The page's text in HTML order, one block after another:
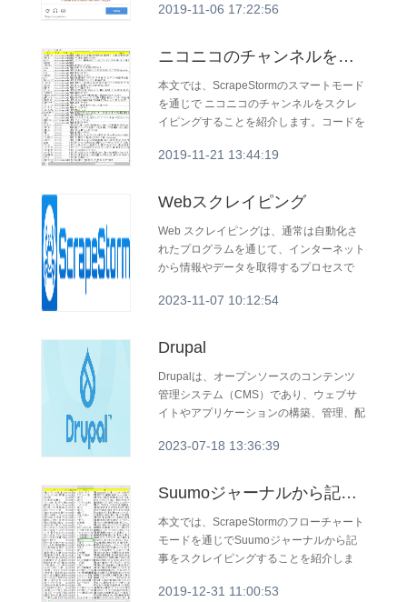
2019-11-06 17:22:56
ニコニコのチャンネルをスクレイピングする
本文では、ScrapeStormのスマートモード
を通じで ニコニコのチャンネルをスクレ
イピングすることを紹介します。コードを
2019-11-21 13:44:19
Webスクレイピング
Web スクレイピングは、通常は自動化さ
れたプログラムを通じて、インターネット
から情報やデータを取得するプロセスで
ーまたは Web ロボットと呼ばれ、Web を
に処理したりします。
2023-11-07 10:12:54
Drupal
Drupalは、オープンソースのコンテンツ
管理システム（CMS）であり、ウェブサ
イトやアプリケーションの構築、管理、配
2001年にリリースされたDrupalは、PHP
います。
2023-07-18 13:36:39
Suumoジャーナルから記事をスクレイピングする
本文では、ScrapeStormのフローチャート
モードを通じでSuumoジャーナルから記
事をスクレイピングすることを紹介しま
2019-12-31 11:00:53